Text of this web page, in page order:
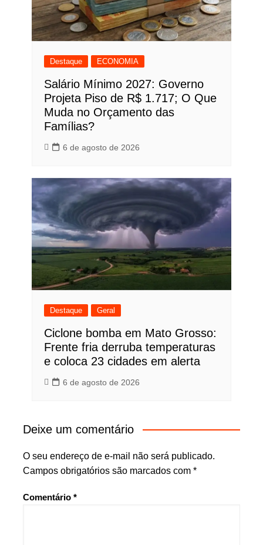
Destaque ECONOMIA
Salário Mínimo 2027: Governo
Projeta Piso de R$ 1.717; O Que
Muda no Orçamento das
Famílias?
6 de agosto de 2026
Destaque Geral
Ciclone bomba em Mato Grosso:
Frente fria derruba temperaturas
e coloca 23 cidades em alerta
6 de agosto de 2026
Deixe um comentário
O seu endereço de e-mail não será publicado.
Campos obrigatórios são marcados com *
Comentário *